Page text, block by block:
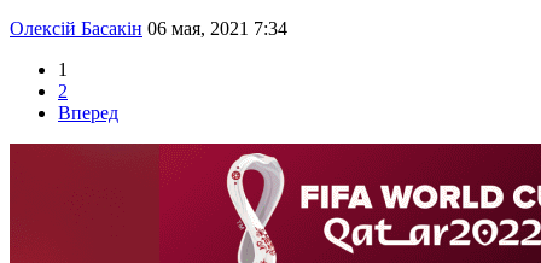
Олексій Басакін 06 мая, 2021 7:34
1
2
Вперед